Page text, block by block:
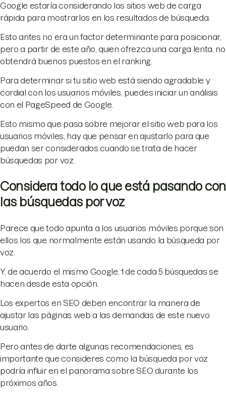
Google estaría considerando los sitios web de carga
rápida para mostrarlos en los resultados de búsqueda.
Esto antes no era un factor determinante para posicionar,
pero a partir de este año, quien ofrezca una carga lenta, no
obtendrá buenos puestos en el ranking.
Para determinar si tu sitio web está siendo agradable y
cordial con los usuarios móviles, puedes iniciar un análisis
con el PageSpeed de Google.
Esto mismo que pasa sobre mejorar el sitio web para los
usuarios móviles, hay que pensar en ajustarlo para que
puedan ser considerados cuando se trata de hacer
búsquedas por voz.
Considera todo lo que está pasando con
las búsquedas por voz
Parece que todo apunta a los usuarios móviles porque son
ellos los que normalmente están usando la búsqueda por
voz.
Y, de acuerdo el mismo Google, 1 de cada 5 búsquedas se
hacen desde esta opción.
Los expertos en SEO deben encontrar la manera de
ajustar las páginas web a las demandas de este nuevo
usuario.
Pero antes de darte algunas recomendaciones, es
importante que consideres como la búsqueda por voz
podría influir en el panorama sobre SEO durante los
próximos años.